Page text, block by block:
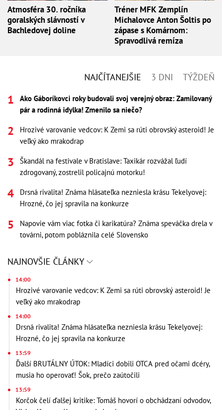
Atmosféra 30. ročníka
goralských slávností v
Bachledovej doline
Tréner MFK Zemplín
Michalovce Anton Šoltis po
zápase s Komárnom:
Spravodlivá remíza
NAJČÍTANEJŠIE 3 DNI TÝŽDEŇ
Ako Gáboríkovci roky budovali svoj verejný obraz: Zamilovaný
pár a rodinná idylka! Zmenilo sa niečo?
Hrozivé varovanie vedcov: K Zemi sa rúti obrovský asteroid! Je
veľký ako mrakodrap
Škandál na festivale v Bratislave: Taxikár rozvážal ľudí
zdrogovaný, zostrelil policajnú motorku!
Drsná rivalita! Známa hlásateľka nezniesla krásu Tekelyovej:
Hrozné, čo jej spravila na konkurze
Napovie vám viac fotka či karikatúra? Známa speváčka drela v
továrni, potom pobláznila celé Slovensko
NAJNOVŠIE ČLÁNKY
14:00
Hrozivé varovanie vedcov: K Zemi sa rúti obrovský asteroid! Je
veľký ako mrakodrap
14:00
Drsná rivalita! Známa hlásateľka nezniesla krásu Tekelyovej:
Hrozné, čo jej spravila na konkurze
13:59
Ďalší BRUTÁLNY ÚTOK: Mladíci dobili OTCA pred očami dcéry,
musia ho operovať! Šok, prečo zaútočili
13:59
Korčok čelí ďalšej kritike: Tomáš hovorí o obchádzaní odvodov,